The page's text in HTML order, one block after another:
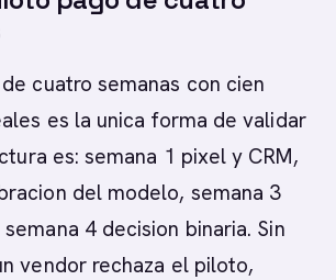
cuatro semanas con cien
es la unica forma de validar
es: semana 1 pixel y CRM,
del modelo, semana 3
4 decision binaria. Sin
vendor rechaza el piloto,